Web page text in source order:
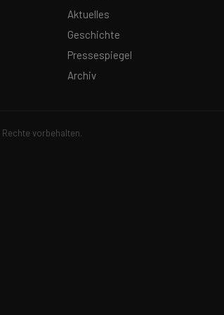
Aktuelles
Geschichte
Pressespiegel
Archiv
vorbehalten.